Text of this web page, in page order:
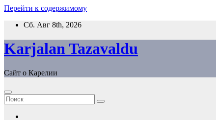
Перейти к содержимому
Сб. Авг 8th, 2026
Karjalan Tazavaldu
Сайт о Карелии